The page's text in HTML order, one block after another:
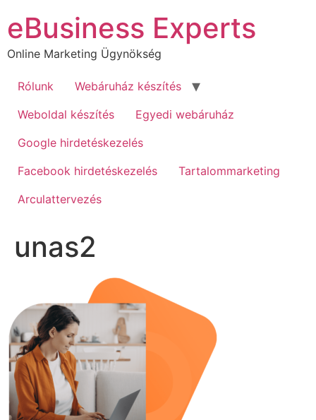
tartalomhoz
eBusiness Experts
Online Marketing Ügynökség
Rólunk
Webáruház készítés
Weboldal készítés
Egyedi webáruház
Google hirdetéskezelés
Facebook hirdetéskezelés
Tartalommarketing
Arculattervezés
unas2